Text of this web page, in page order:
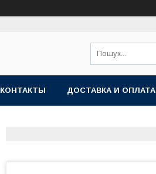
КОНТАКТЫ ДОСТАВКА И ОПЛАТА